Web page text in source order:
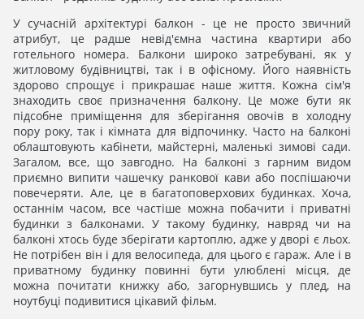
У сучасній архітектурі балкон - це не просто звичний
атрибут, це радше невід'ємна частина квартири або
готельного номера. Балкони широко затребувані, як у
житловому будівництві, так і в офісному. Його наявність
здорово спрощує і прикрашає наше життя. Кожна сім'я
знаходить своє призначення балкону. Це може бути як
підсобне приміщення для зберігання овочів в холодну
пору року, так і кімната для відпочинку. Часто на балконі
облаштовують кабінети, майстерні, маленькі зимові сади.
Загалом, все, що завгодно. На балконі з гарним видом
приємно випити чашечку ранкової кави або поспішаючи
повечеряти. Але, це в багатоповерхових будинках. Хоча,
останнім часом, все частіше можна побачити і приватні
будинки з балконами. У такому будинку, навряд чи на
балконі хтось буде зберігати картоплю, адже у дворі є льох.
Не потрібен він і для велосипеда, для цього є гараж. Але і в
приватному будинку повинні бути улюблені місця, де
можна почитати книжку або, загорнувшись у плед, на
ноутбуці подивитися цікавий фільм.